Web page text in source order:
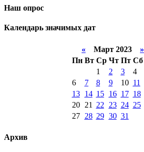
Наш опрос
Календарь значимых дат
« Март 2023 »
Пн Вт Ср Чт Пт Сб
1
2 3 4
6
7 8 9 10 11
13
14 15 16 17 18
20
21 22 23 24 25
27
28 29 30 31
Архив